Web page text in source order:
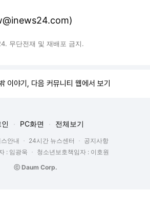
무단전재 및 재배포 금지.
이야기, 다음 커뮤니티 웹에서 보기
PC화면 전체보기
안내 24시간 뉴스센터
공지사항
: 임광욱
청소년보호책임자 : 이호원
ⓒ Daum Corp.